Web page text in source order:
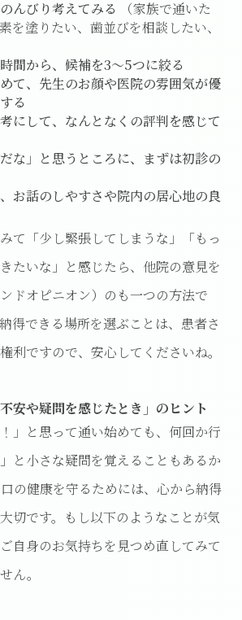
んびり考えてみる
（家族で通いた
を塗りたい、歯並びを相談したい、
間から、候補を3〜5つに絞る
て、先生のお顔や医院の雰囲気が優
る
にして、なんとなくの評判を感じて
な」と思うところに、まずは初診の
お話のしやすさや院内の居心地の良
て「少し緊張してしまうな」「もっ
たいな」と感じたら、他院の意見を
ドオピニオン）のも一つの方法で
得できる場所を選ぶことは、患者さ
利ですので、安心してくださいね。
安や疑問を感じたとき」のヒント
」と思って通い始めても、何回か行
と小さな疑問を覚えることもあるか
の健康を守るためには、心から納得
切です。もし以下のようなことが気
自身のお気持ちを見つめ直してみて
ん。